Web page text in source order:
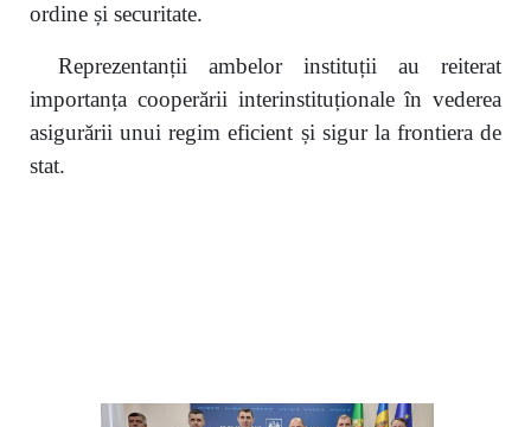
ordine și securitate.
Reprezentanții ambelor instituții au reiterat
importanța cooperării interinstituționale în vederea
asigurării unui regim eficient și sigur la frontiera de
stat.